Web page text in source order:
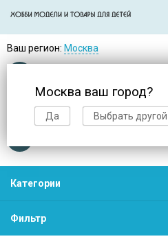
Ваш регион: Москва
Москва ваш город?
Да Выбрать другой
Доставкав день заказа
Категории
Фильтр